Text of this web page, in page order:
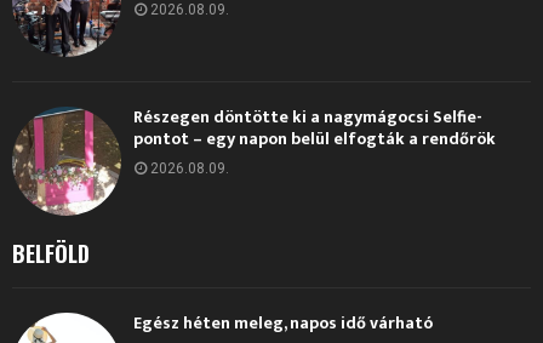
2026.08.09.
Részegen döntötte ki a nagymágocsi Selfie-
pontot – egy napon belül elfogták a rendőrök
2026.08.09.
BELFÖLD
Egész héten meleg, napos idő várható